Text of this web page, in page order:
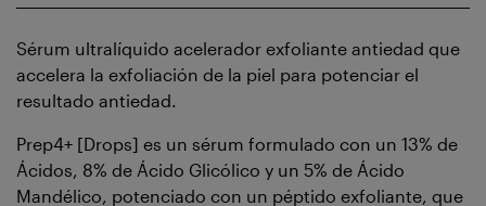
Sérum ultralíquido acelerador exfoliante antiedad que
accelera la exfoliación de la piel para potenciar el
resultado antiedad.
Prep4+ [Drops] es un sérum formulado con un 13% de
Ácidos, 8% de Ácido Glicólico y un 5% de Ácido
Mandélico, potenciado con un péptido exfoliante, que